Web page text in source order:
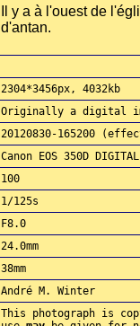
Il y a à l'ouest de
d'antan.
2304*3456px, 4032kb
Originally a digital
20120830-165200
Canon EOS 350D DIGITAL
100
1/125s
F8.0
24.0mm
38mm
André M. Winter
This photograph is